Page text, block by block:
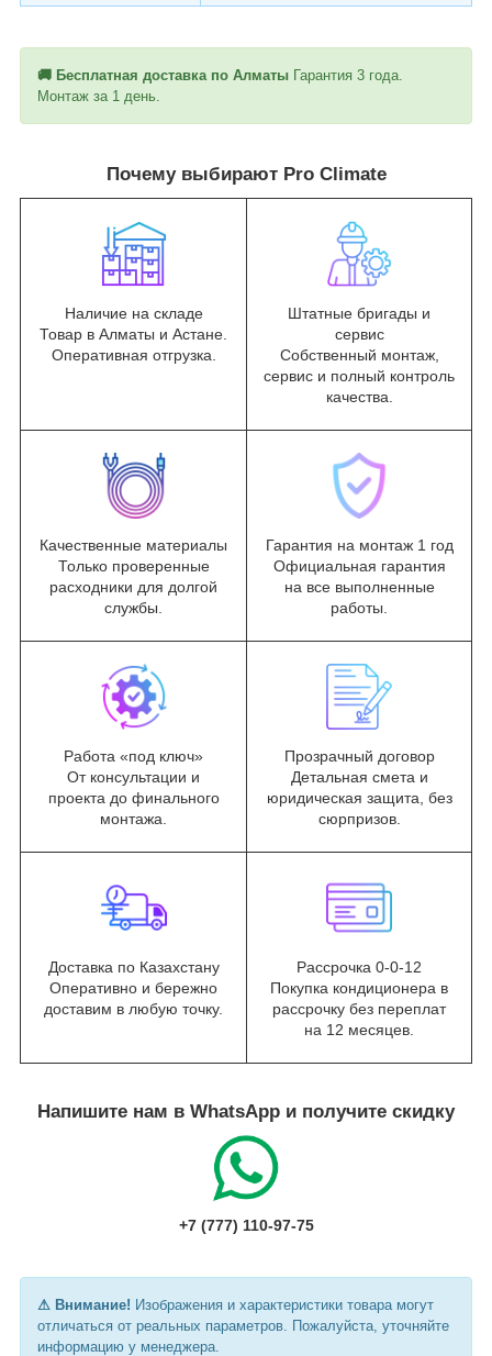
🚚 Бесплатная доставка по Алматы Гарантия 3 года.
Монтаж за 1 день.
Почему выбирают Pro Climate
Наличие на складе
Товар в Алматы и Астане.
Оперативная отгрузка.
Штатные бригады и
сервис
Собственный монтаж,
сервис и полный контроль
качества.
Качественные материалы
Только проверенные
расходники для долгой
службы.
Гарантия на монтаж 1 год
Официальная гарантия
на все выполненные
работы.
Работа «под ключ»
От консультации и
проекта до финального
монтажа.
Прозрачный договор
Детальная смета и
юридическая защита, без
сюрпризов.
Доставка по Казахстану
Оперативно и бережно
доставим в любую точку.
Рассрочка 0-0-12
Покупка кондиционера в
рассрочку без переплат
на 12 месяцев.
Напишите нам в WhatsApp и получите скидку
+7 (777) 110-97-75
⚠ Внимание! Изображения и характеристики товара могут
отличаться от реальных параметров. Пожалуйста, уточняйте
информацию у менеджера.